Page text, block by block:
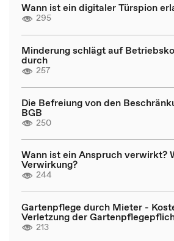
Wann ist ein digitaler Türspion
295
Minderung schlägt auf
durch
257
Die Befreiung von den
BGB
250
Wann ist ein Anspruch verwirkt?
Verwirkung?
244
Gartenpflege durch Mieter -
Verletzung der
213